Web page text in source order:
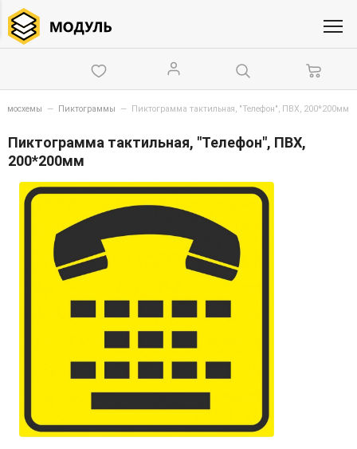
— Пиктограммы — Пиктограмма тактильная, "Телефон", ПВХ, 200*200мм
Пиктограмма тактильная, "Телефон", ПВХ,
200*200мм